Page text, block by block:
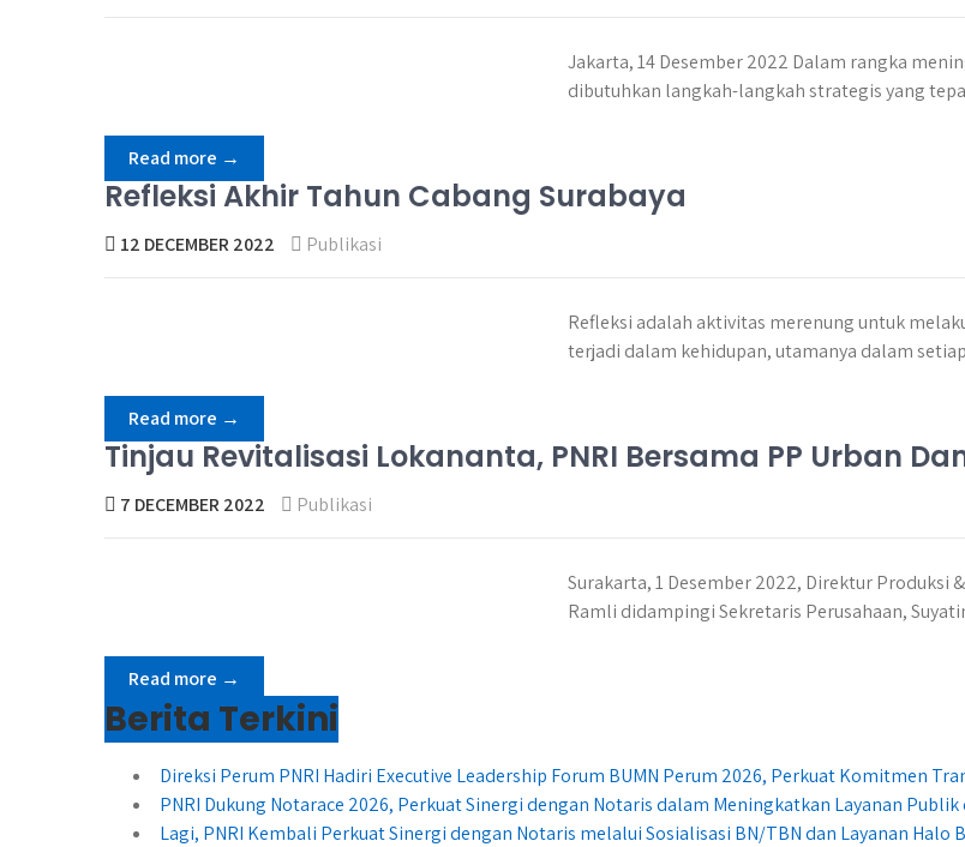
Jakarta, 14 Desember 2022 Dalam rangka
dibutuhkan langkah-langkah strategis yang
Read more →
Refleksi Akhir Tahun Cabang Surabaya
12 DECEMBER 2022 Publikasi
Refleksi adalah aktivitas merenung untuk
terjadi dalam kehidupan, utamanya dalam
Read more →
Tinjau Revitalisasi Lokananta, PNRI Bersama PP Urban
7 DECEMBER 2022 Publikasi
Surakarta, 1 Desember 2022, Direktur Produksi
Ramli didampingi Sekretaris Perusahaan,
Read more →
Berita Terkini
Direksi Perum PNRI Hadiri Executive Leadership Forum BUMN Perum 2026, Perkuat Komitmen
PNRI Dukung Notarace 2026, Perkuat Sinergi dengan Notaris dalam Meningkatkan Layanan
Lagi, PNRI Kembali Perkuat Sinergi dengan Notaris melalui Sosialisasi BN/TBN dan Layanan Halo